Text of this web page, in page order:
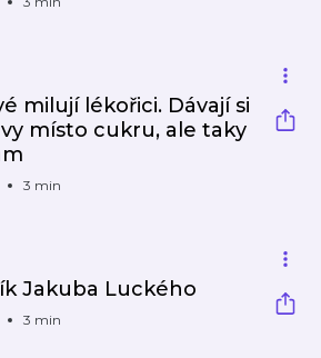
milují lékořici. Dávají si
místo cukru, ale taky
3 min
Jakuba Luckého
3 min